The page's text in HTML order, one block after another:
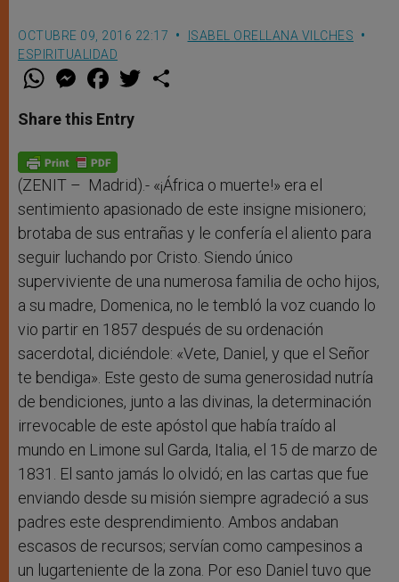
OCTUBRE 09, 2016 22:17
ISABEL ORELLANA VILCHES
ESPIRITUALIDAD
W
t
s
p
p
M
e
s
e
g
e
F
a
e
b
o
k
w
Share this Entry
(ZENIT – Madrid).- «¡África o muerte!» era el
sentimiento apasionado de este insigne misionero;
brotaba de sus entrañas y le confería el aliento para
seguir luchando por Cristo. Siendo único
superviviente de una numerosa familia de ocho hijos,
a su madre, Domenica, no le tembló la voz cuando lo
vio partir en 1857 después de su ordenación
sacerdotal, diciéndole: «Vete, Daniel, y que el Señor
te bendiga». Este gesto de suma generosidad nutría
de bendiciones, junto a las divinas, la determinación
irrevocable de este apóstol que había traído al
mundo en Limone sul Garda, Italia, el 15 de marzo de
1831. El santo jamás lo olvidó; en las cartas que fue
enviando desde su misión siempre agradeció a sus
padres este desprendimiento. Ambos andaban
escasos de recursos; servían como campesinos a
un lugarteniente de la zona. Por eso Daniel tuvo que